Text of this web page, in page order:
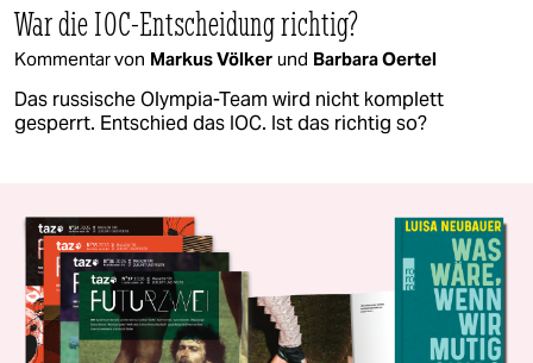
War die IOC-Entscheidung richtig?
Kommentar von Markus Völker und Barbara Oertel
Das russische Olympia-Team wird nicht komplett
gesperrt. Entschied das IOC. Ist das richtig so?